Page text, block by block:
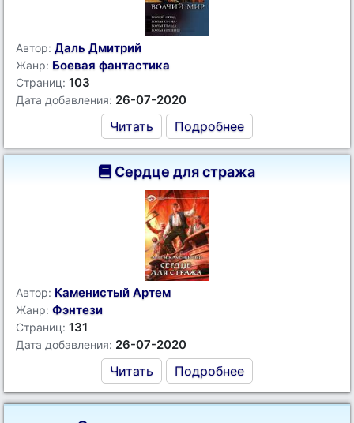
Автор: Даль Дмитрий
Жанр: Боевая фантастика
Страниц: 103
Дата добавления: 26-07-2020
Читать Подробнее
Сердце для стража
Автор: Каменистый Артем
Жанр: Фэнтези
Страниц: 131
Дата добавления: 26-07-2020
Читать Подробнее